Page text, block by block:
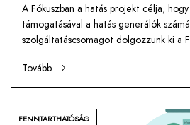
A Fókuszban a hatás projekt célja, hogy
támogatásával a hatás generálók
szolgáltatáscsomagot dolgozzunk ki a
Tovább
FENNTARTHATÓSÁG